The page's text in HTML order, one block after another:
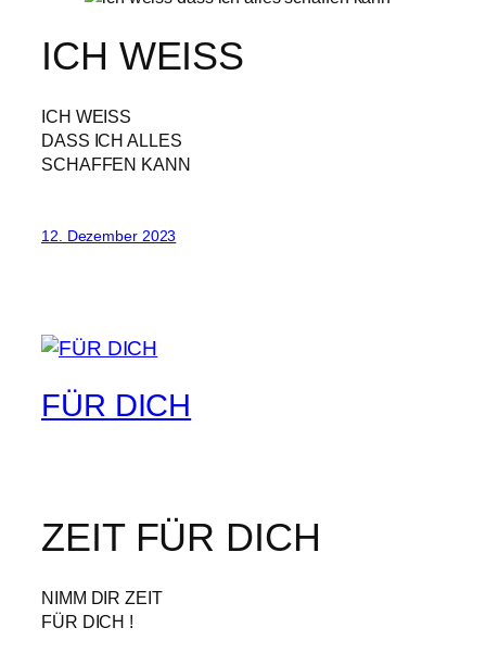
ICH WEISS
ICH WEISS
DASS ICH ALLES
SCHAFFEN KANN
12. Dezember 2023
FÜR DICH
ZEIT FÜR DICH
NIMM DIR ZEIT
FÜR DICH !